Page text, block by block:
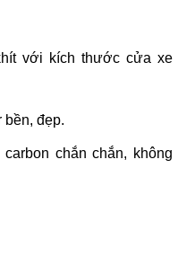
với kích thước cửa xe
đẹp.
chắn chắn, không